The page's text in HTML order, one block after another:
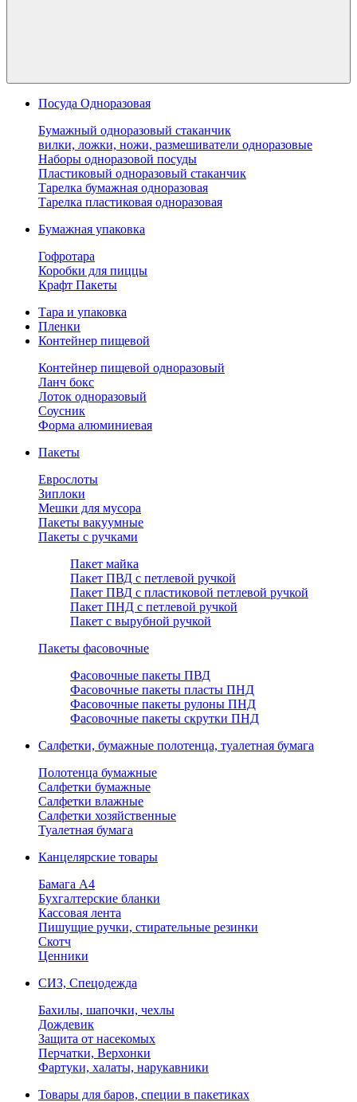
Посуда Одноразовая
Бумажный одноразовый стаканчик
вилки, ложки, ножи, размешиватели одноразовые
Наборы одноразовой посуды
Пластиковый одноразовый стаканчик
Тарелка бумажная одноразовая
Тарелка пластиковая одноразовая
Бумажная упаковка
Гофротара
Коробки для пиццы
Крафт Пакеты
Тара и упаковка
Пленки
Контейнер пищевой
Контейнер пищевой одноразовый
Ланч бокс
Лоток одноразовый
Соусник
Форма алюминиевая
Пакеты
Еврослоты
Зиплоки
Мешки для мусора
Пакеты вакуумные
Пакеты с ручками
Пакет майка
Пакет ПВД с петлевой ручкой
Пакет ПВД с пластиковой петлевой ручкой
Пакет ПНД с петлевой ручкой
Пакет с вырубной ручкой
Пакеты фасовочные
Фасовочные пакеты ПВД
Фасовочные пакеты пласты ПНД
Фасовочные пакеты рулоны ПНД
Фасовочные пакеты скрутки ПНД
Салфетки, бумажные полотенца, туалетная бумага
Полотенца бумажные
Салфетки бумажные
Салфетки влажные
Салфетки хозяйственные
Туалетная бумага
Канцелярские товары
Бамага А4
Бухгалтерские бланки
Кассовая лента
Пишущие ручки, стирательные резинки
Скотч
Ценники
СИЗ, Спецодежда
Бахилы, шапочки, чехлы
Дождевик
Защита от насекомых
Перчатки, Верхонки
Фартуки, халаты, нарукавники
Товары для баров, специи в пакетиках